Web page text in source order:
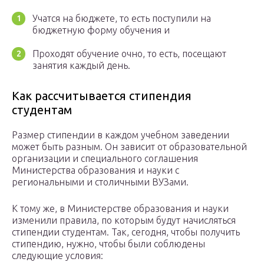
Учатся на бюджете, то есть поступили на
бюджетную форму обучения и
Проходят обучение очно, то есть, посещают
занятия каждый день.
Как рассчитывается стипендия
студентам
Размер стипендии в каждом учебном заведении
может быть разным. Он зависит от образовательной
организации и специального соглашения
Министерства образования и науки с
региональными и столичными ВУЗами.
К тому же, в Министерстве образования и науки
изменили правила, по которым будут начисляться
стипендии студентам. Так, сегодня, чтобы получить
стипендию, нужно, чтобы были соблюдены
следующие условия: